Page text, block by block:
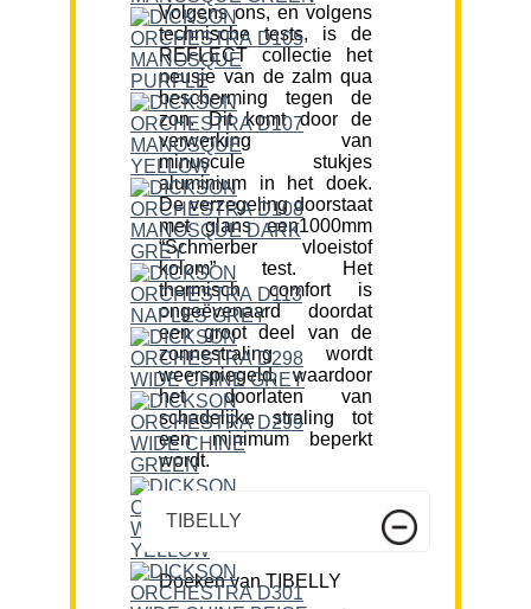
Volgens ons, en volgens
technische tests, is de
REFLECT collectie het
neusje van de zalm qua
bescherming tegen de
zon. Dit komt door de
verwerking van
minuscule stukjes
aluminium in het doek.
De verzegeling doorstaat
met glans een1000mm
“Schmerber vloeistof
kolom” test. Het
thermisch comfort is
ongeëvenaard doordat
een groot deel van de
zonnestraling wordt
weerspiegeld, waardoor
het doorlaten van
schadelijke straling tot
een minimum beperkt
wordt.
TIBELLY
Doeken van TIBELLY